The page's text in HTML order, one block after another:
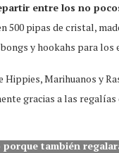
entre los no
500 pipas de cristal,
y hookahs para los
Marihuanos y
gracias a las regalías
porque también